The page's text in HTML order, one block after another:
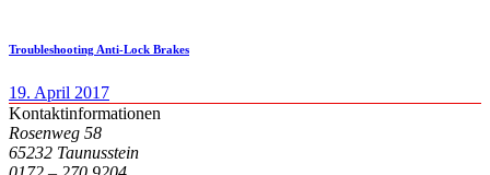
Troubleshooting Anti-Lock Brakes
19. April 2017
Kontaktinformationen
Rosenweg 58
65232 Taunusstein